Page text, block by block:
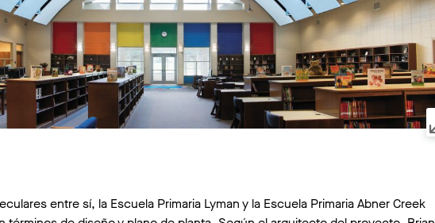
entre sí, la Escuela Primaria Lyman y la Escuela Primaria Abner Creek